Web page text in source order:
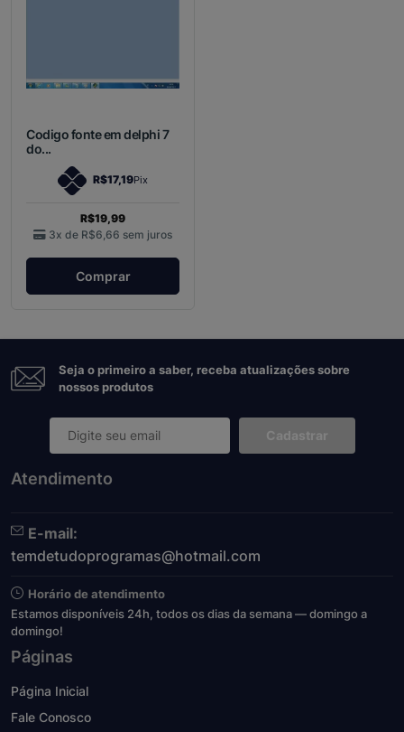
Codigo fonte em delphi 7
do...
R$17,19Pix
R$19,99
3x de R$6,66 sem juros
Comprar
Seja o primeiro a saber, receba atualizações sobre
nossos produtos
Cadastrar
Atendimento
E-mail:
temdetudoprogramas@hotmail.com
Horário de atendimento
Estamos disponíveis 24h, todos os dias da semana — domingo a
domingo!
Páginas
Página Inicial
Fale Conosco